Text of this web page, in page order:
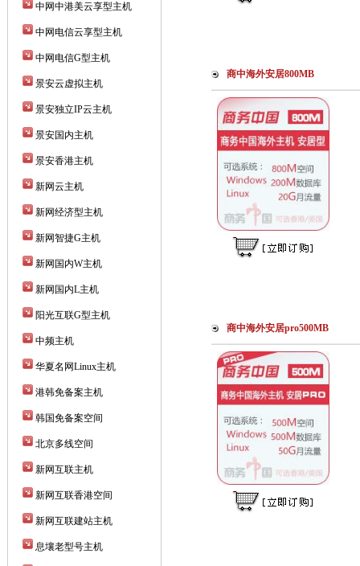
中网中港美云享型主机
中网电信云享型主机
中网电信G型主机
景安云虚拟主机
景安独立IP云主机
景安国内主机
景安香港主机
新网云主机
新网经济型主机
新网智捷G主机
新网国内W主机
新网国内L主机
阳光互联G型主机
中频主机
华夏名网Linux主机
港韩免备案主机
韩国免备案空间
北京多线空间
新网互联主机
新网互联香港空间
新网互联建站主机
息壤老型号主机
商中海外安居800MB
商中海外安居pro500MB